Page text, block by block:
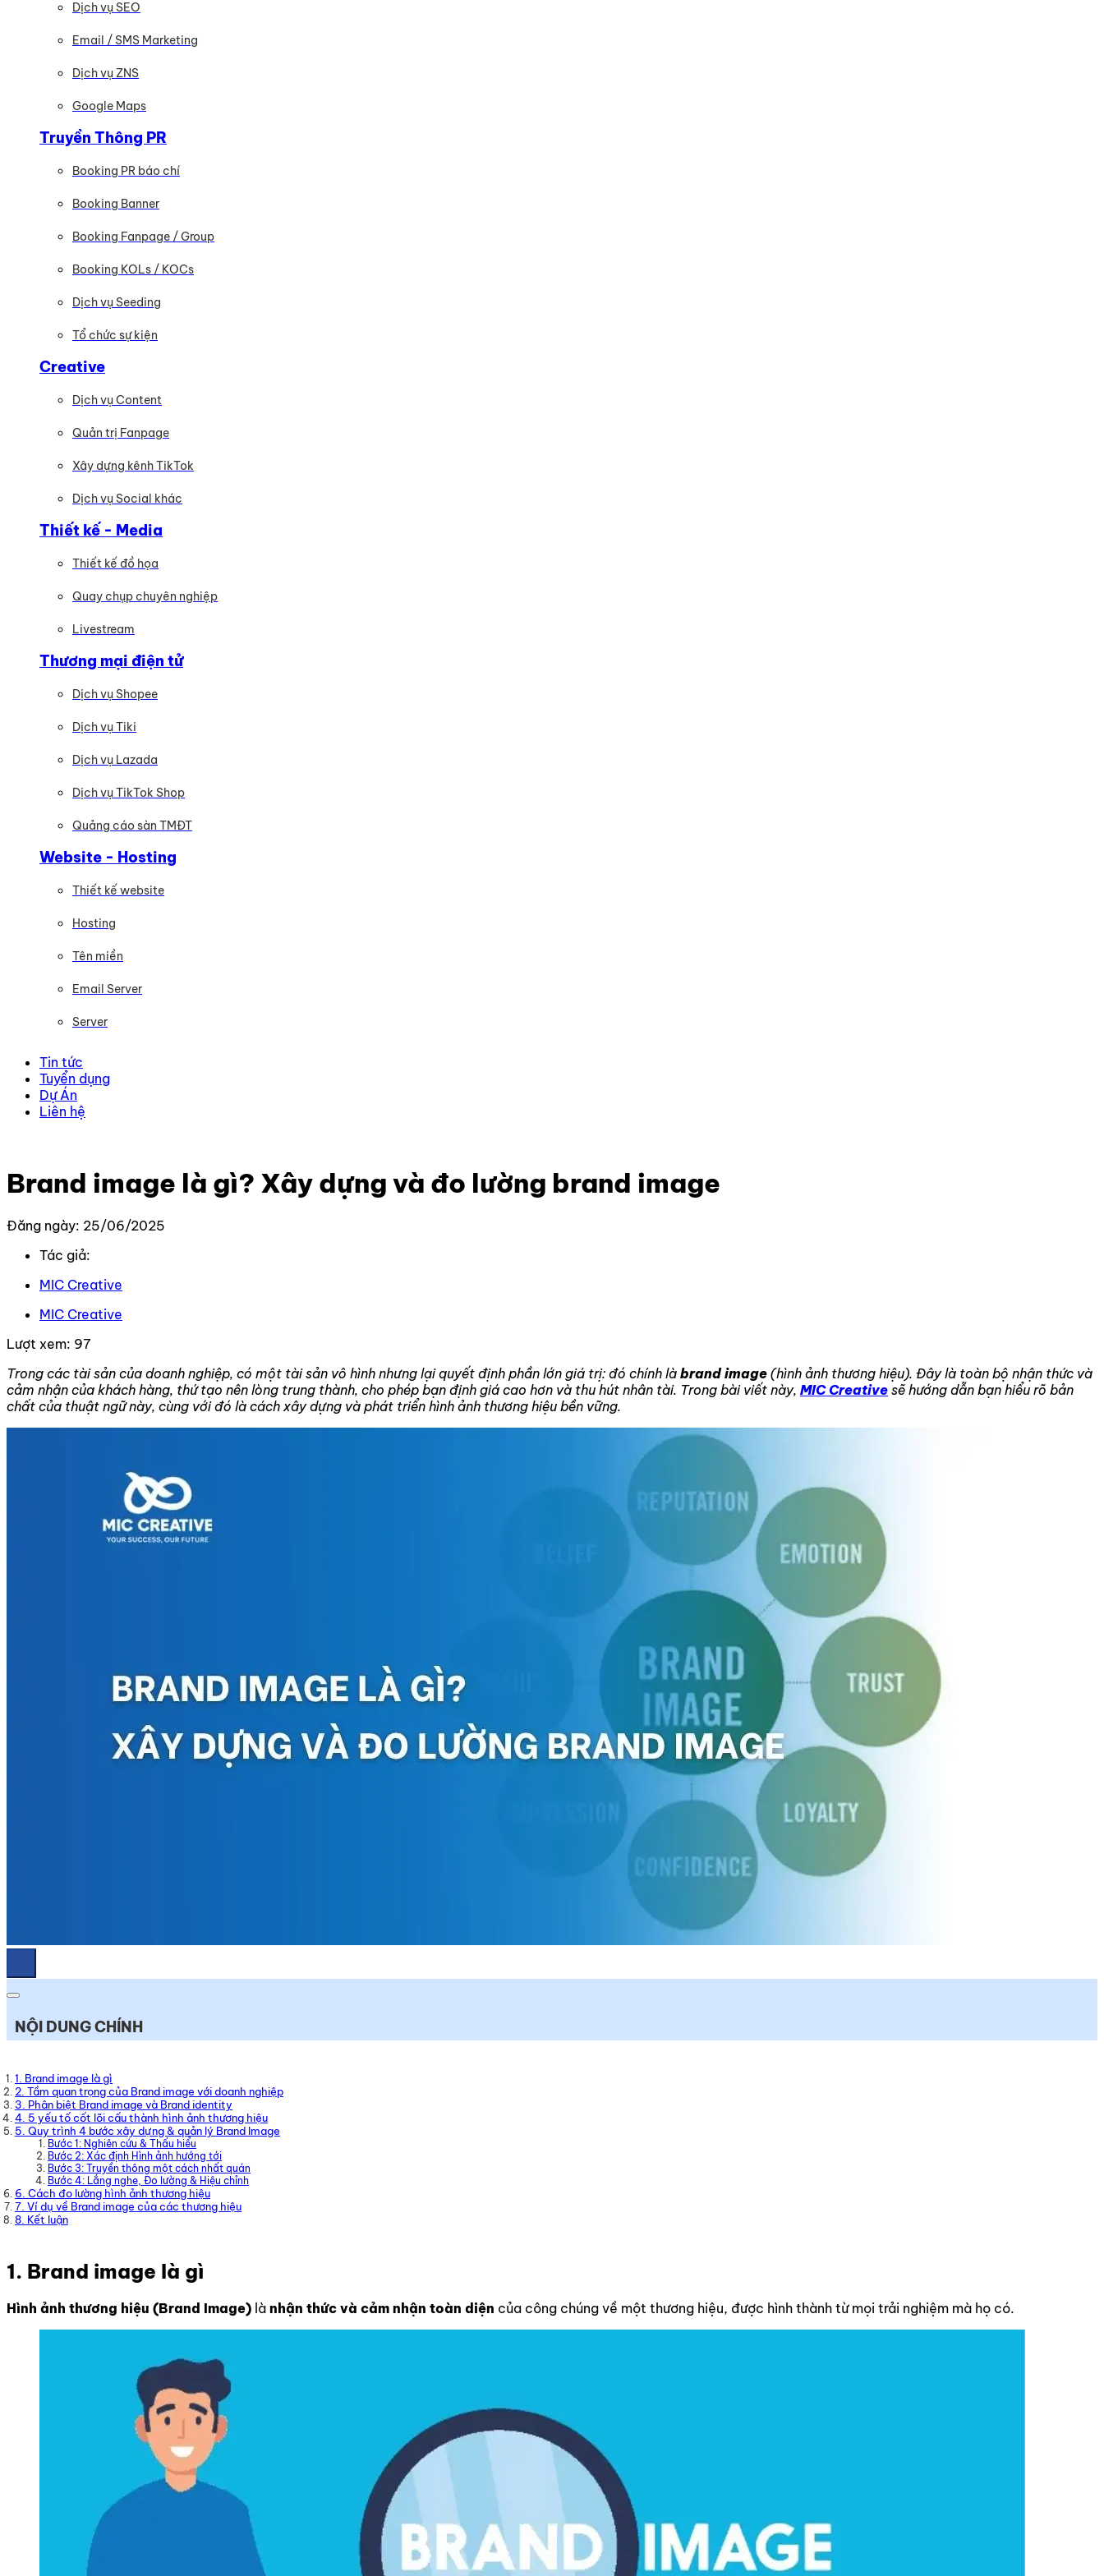
Dịch vụ SEO
Email / SMS Marketing
Dịch vụ ZNS
Google Maps
Truyền Thông PR
Booking PR báo chí
Booking Banner
Booking Fanpage / Group
Booking KOLs / KOCs
Dịch vụ Seeding
Tổ chức sự kiện
Creative
Dịch vụ Content
Quản trị Fanpage
Xây dựng kênh TikTok
Dịch vụ Social khác
Thiết kế - Media
Thiết kế đồ họa
Quay chụp chuyên nghiệp
Livestream
Thương mại điện tử
Dịch vụ Shopee
Dịch vụ Tiki
Dịch vụ Lazada
Dịch vụ TikTok Shop
Quảng cáo sàn TMĐT
Website - Hosting
Thiết kế website
Hosting
Tên miền
Email Server
Server
Tin tức
Tuyển dụng
Dự Án
Liên hệ
Brand image là gì? Xây dựng và đo lường brand image
Đăng ngày: 25/06/2025
Tác giả:
MIC Creative
MIC Creative
Lượt xem: 97
Trong các tài sản của doanh nghiệp, có một tài sản vô hình nhưng lại quyết định phần lớn giá trị: đó chính là brand image (hình ảnh thương hiệu). Đây là toàn bộ nhận thức và
cảm nhận của khách hàng, thứ tạo nên lòng trung thành, cho phép bạn định giá cao hơn và thu hút nhân tài. Trong bài viết này, MIC Creative sẽ hướng dẫn bạn hiểu rõ bản
chất của thuật ngữ này, cùng với đó là cách xây dựng và phát triển hình ảnh thương hiệu bền vững.
NỘI DUNG CHÍNH
1. Brand image là gì
2. Tầm quan trọng của Brand image với doanh nghiệp
3. Phân biệt Brand image và Brand identity
4. 5 yếu tố cốt lõi cấu thành hình ảnh thương hiệu
5. Quy trình 4 bước xây dựng & quản lý Brand Image
Bước 1: Nghiên cứu & Thấu hiểu
Bước 2: Xác định Hình ảnh hướng tới
Bước 3: Truyền thông một cách nhất quán
Bước 4: Lắng nghe, Đo lường & Hiệu chỉnh
6. Cách đo lường hình ảnh thương hiệu
7. Ví dụ về Brand image của các thương hiệu
8. Kết luận
1. Brand image là gì
Hình ảnh thương hiệu (Brand Image) là nhận thức và cảm nhận toàn diện của công chúng về một thương hiệu, được hình thành từ mọi trải nghiệm mà họ có.